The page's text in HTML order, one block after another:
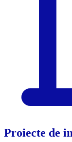
Proiecte de